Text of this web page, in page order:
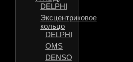
DELPHI
Эксцентриковое
кольцо
DELPHI
OMS
DENSO